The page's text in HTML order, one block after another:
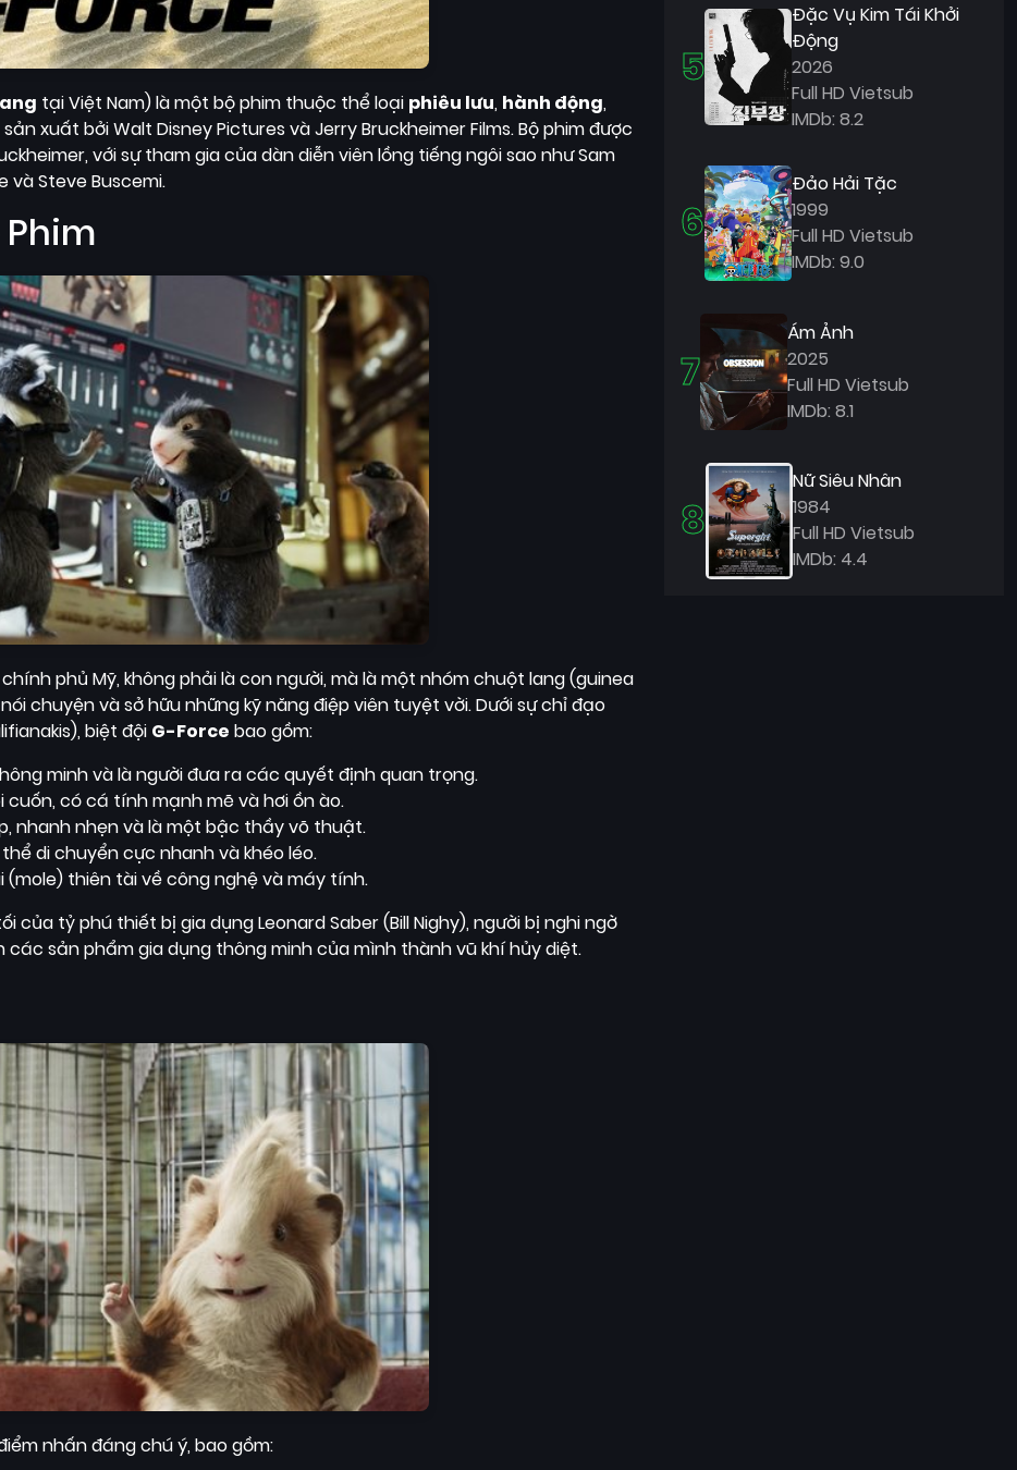
tại Việt Nam) là một bộ phim thuộc thể loại phiêu lưu, hành động,
xuất bởi Walt Disney Pictures và Jerry Bruckheimer Films. Bộ phim được
với sự tham gia của dàn diễn viên lồng tiếng ngôi sao như Sam
và Steve Buscemi.
phủ Mỹ, không phải là con người, mà là một nhóm chuột lang (guinea
chuyện và sở hữu những kỹ năng điệp viên tuyệt vời. Dưới sự chỉ đạo
biệt đội G-Force bao gồm:
minh và là người đưa ra các quyết định quan trọng.
cuốn, có cá tính mạnh mẽ và hơi ồn ào.
nhanh nhẹn và là một bậc thầy võ thuật.
di chuyển cực nhanh và khéo léo.
thiên tài về công nghệ và máy tính.
của tỷ phú thiết bị gia dụng Leonard Saber (Bill Nighy), người bị nghi ngờ
sản phẩm gia dụng thông minh của mình thành vũ khí hủy diệt.
nhấn đáng chú ý, bao gồm:
5
Đặc Vụ Kim Tái Khởi
Động
2026
Full HD Vietsub
IMDb: 8.2
6
Đảo Hải Tặc
1999
Full HD Vietsub
IMDb: 9.0
7
Ám Ảnh
2025
Full HD Vietsub
IMDb: 8.1
8
Nữ Siêu Nhân
1984
Full HD Vietsub
IMDb: 4.4